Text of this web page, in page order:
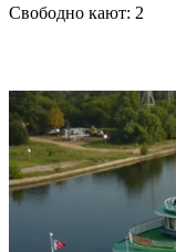
Свободно кают: 2